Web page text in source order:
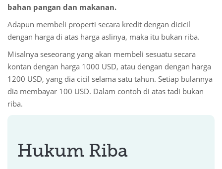
bahan pangan dan makanan.
Adapun membeli properti secara kredit dengan dicicil
dengan harga di atas harga aslinya, maka itu bukan riba.
Misalnya seseorang yang akan membeli sesuatu secara
kontan dengan harga 1000 USD, atau dengan dengan harga
1200 USD, yang dia cicil selama satu tahun. Setiap bulannya
dia membayar 100 USD. Dalam contoh di atas tadi bukan
riba.
Hukum Riba